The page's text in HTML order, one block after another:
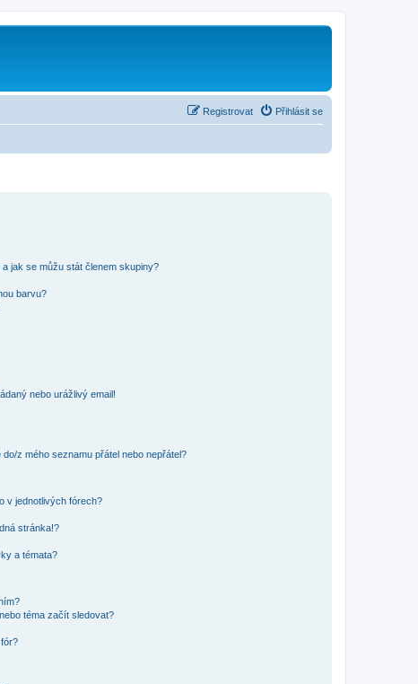
Přihlásit se
Registrovat
jak se můžu stát členem skupiny?
barvu?
nebo urážlivý email!
z mého seznamu přátel nebo nepřátel?
v jednotlivých fórech?
stránka!?
a témata?
téma začít sledovat?